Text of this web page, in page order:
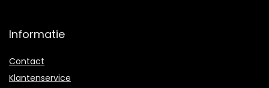
Informatie
Contact
Klantenservice